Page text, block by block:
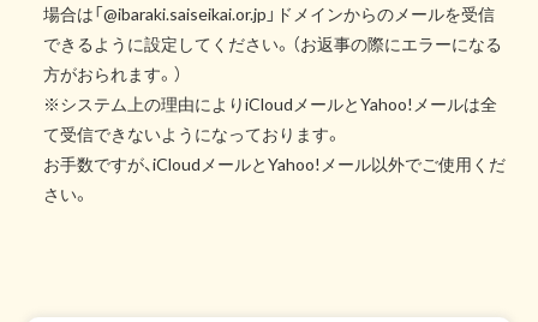
場合は「@ibaraki.saiseikai.or.jp」ドメインからのメールを受信
できるように設定してください。（お返事の際にエラーになる
方がおられます。）
※システム上の理由によりiCloudメールとYahoo!メールは全
て受信できないようになっております。
お手数ですが、iCloudメールとYahoo!メール以外でご使用くだ
さい。